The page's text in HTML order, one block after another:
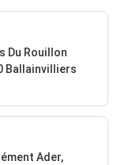
Du Rouillon
Ballainvilliers
Ader,